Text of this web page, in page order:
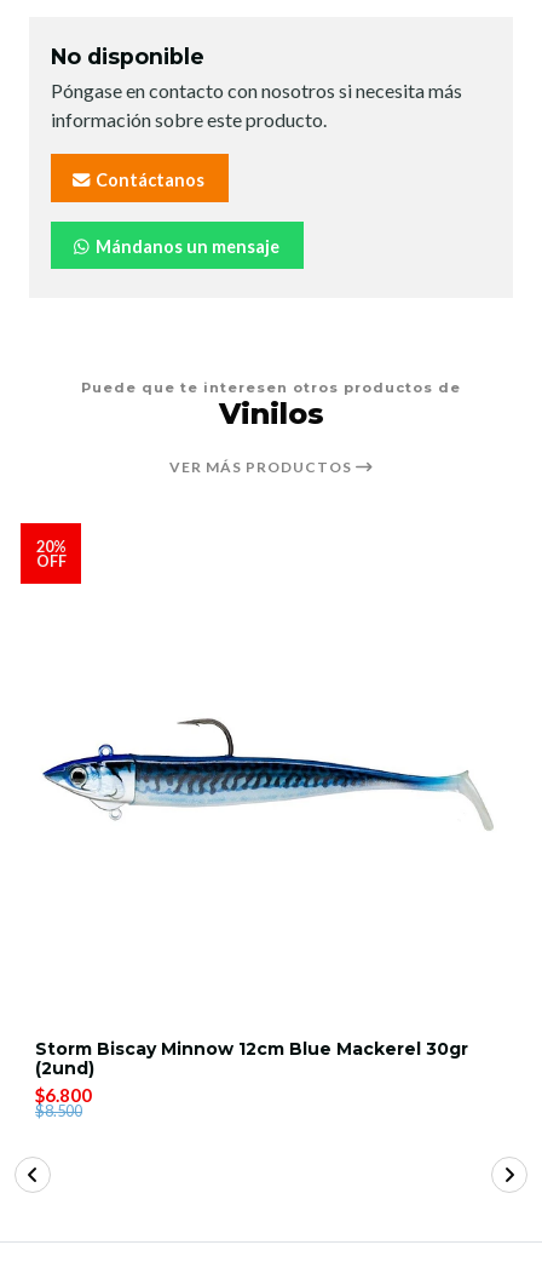
No disponible
Póngase en contacto con nosotros si necesita más
información sobre este producto.
Contáctanos
Mándanos un mensaje
Puede que te interesen otros productos de
Vinilos
VER MÁS PRODUCTOS
20%
OFF
Storm Biscay Minnow 12cm Blue Mackerel 30gr
(2und)
$6.800
$8.500